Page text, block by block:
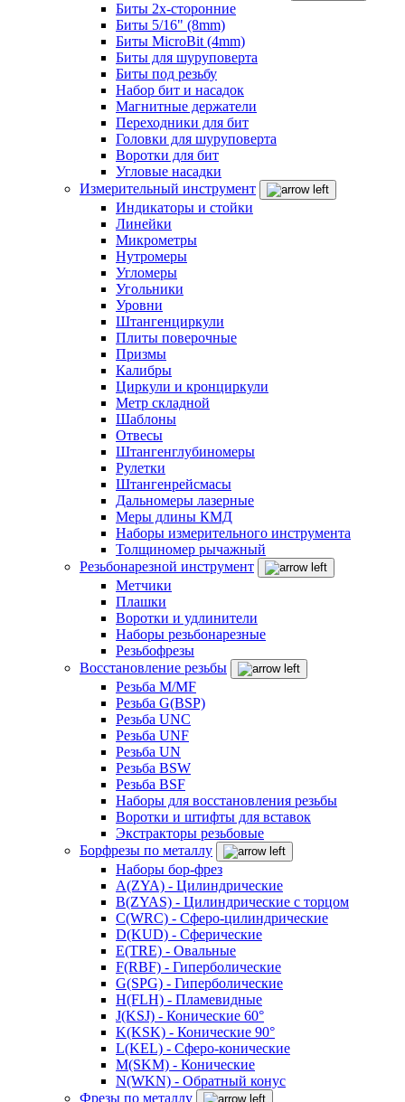
Биты 2х-сторонние
Биты 5/16" (8mm)
Биты MicroBit (4mm)
Биты для шуруповерта
Биты под резьбу
Набор бит и насадок
Магнитные держатели
Переходники для бит
Головки для шуруповерта
Воротки для бит
Угловые насадки
Измерительный инструмент
Индикаторы и стойки
Линейки
Микрометры
Нутромеры
Угломеры
Угольники
Уровни
Штангенциркули
Плиты поверочные
Призмы
Калибры
Циркули и кронциркули
Метр складной
Шаблоны
Отвесы
Штангенглубиномеры
Рулетки
Штангенрейсмасы
Дальномеры лазерные
Меры длины КМД
Наборы измерительного инструмента
Толщиномер рычажный
Резьбонарезной инструмент
Метчики
Плашки
Воротки и удлинители
Наборы резьбонарезные
Резьбофрезы
Восстановление резьбы
Резьба M/MF
Резьба G(BSP)
Резьба UNC
Резьба UNF
Резьба UN
Резьба BSW
Резьба BSF
Наборы для восстановления резьбы
Воротки и штифты для вставок
Экстракторы резьбовые
Борфрезы по металлу
Наборы бор-фрез
A(ZYA) - Цилиндрические
B(ZYAS) - Цилиндрические с торцом
C(WRC) - Сферо-цилиндрические
D(KUD) - Сферические
E(TRE) - Овальные
F(RBF) - Гиперболические
G(SPG) - Гиперболические
H(FLH) - Пламевидные
J(KSJ) - Конические 60°
K(KSK) - Конические 90°
L(KEL) - Сферо-конические
M(SKM) - Конические
N(WKN) - Обратный конус
Фрезы по металлу